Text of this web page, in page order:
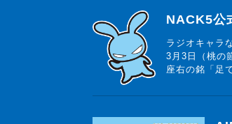
らじっと君
NACK5公
ラジオキャラ
3月3日（桃の
座右の銘「足